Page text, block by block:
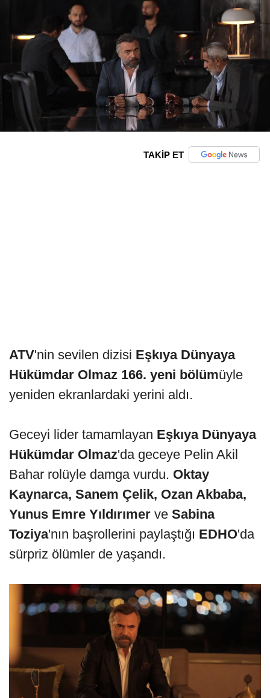
TAKİP ET
ATV'nin sevilen dizisi Eşkıya Dünyaya
Hükümdar Olmaz 166. yeni bölümüyle
yeniden ekranlardaki yerini aldı.
Geceyi lider tamamlayan Eşkıya Dünyaya
Hükümdar Olmaz'da geceye Pelin Akil
Bahar rolüyle damga vurdu. Oktay
Kaynarca, Sanem Çelik, Ozan Akbaba,
Yunus Emre Yıldırımer ve Sabina
Toziya'nın başrollerini paylaştığı EDHO'da
sürpriz ölümler de yaşandı.